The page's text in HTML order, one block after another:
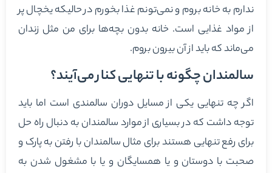
ندارم به خانه بروم و نمی‌تونم غذا بخورم در حالیکه یخچال پر
از مواد غذایی است. خانه بدون بچه‌ها برای من مثل زندان
می‌ماند که باید از آن بیرون بروم.
سالمندان چگونه با تنهایی کنار می‌آیند؟
اگر چه تنهایی یکی از مسایل دوران سالمندی است اما باید
توجه داشت که در بسیاری از موارد سالمندان به دنبال راه حل
برای رفع تنهایی هستند برای مثال سالمندان با رفتن به پارک و
صحبت با دوستان و یا همسایگان و یا با مشغول شدن به